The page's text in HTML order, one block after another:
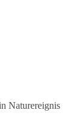
Naturereignis